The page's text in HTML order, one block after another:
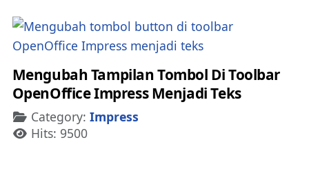
Mengubah Tampilan Tombol Di Toolbar
OpenOffice Impress Menjadi Teks
Details
Category: Impress
Hits: 9500